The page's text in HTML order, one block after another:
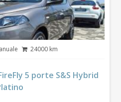
24000 km
5 porte S&S Hybrid